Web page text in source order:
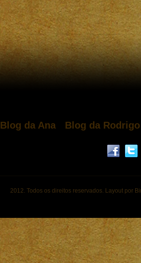
Blog da Ana Blog da Rodrigo
2012. Todos os direitos reservados. Layout por